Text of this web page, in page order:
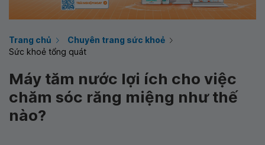
Trang chủ
Chuyên trang sức khoẻ
Sức khoẻ tổng quát
Máy tăm nước lợi ích cho việc
chăm sóc răng miệng như thế
nào?